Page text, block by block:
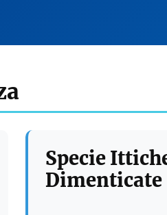
Specie
Dimenticate